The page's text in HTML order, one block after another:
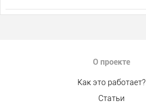
О проекте
Как это работает?
Статьи